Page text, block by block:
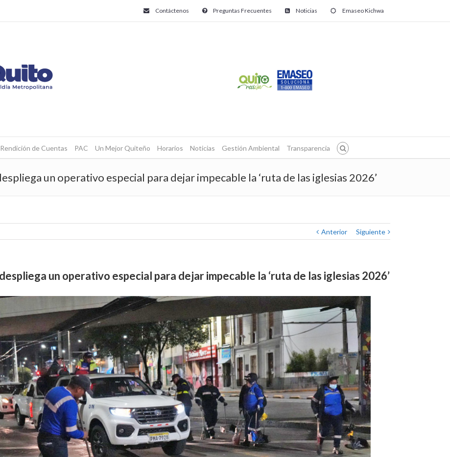
Contáctenos Preguntas Frecuentes Noticias Emaseo Kichwa
Rendición de Cuentas PAC Un Mejor Quiteño Horarios Noticias Gestión Ambiental Transparencia
un operativo especial para dejar impecable la ‘ruta de las iglesias 2026’
Anterior Siguiente
un operativo especial para dejar impecable la ‘ruta de las iglesias 2026’